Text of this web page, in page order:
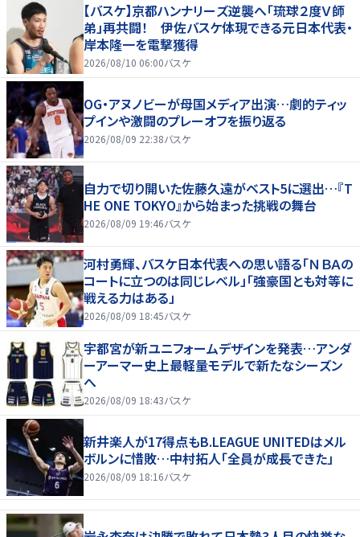
【バスケ】京都ハンナリーズ逆襲へ「琉球２度Ｖ師
弟」再共闘！ 伊佐バスケ体現できる元日本代表・
岸本隆一を電撃獲得
2026/08/10 06:00バスケ
OG・アヌノビーが母国メディア出演…劇的ティッ
プインや激闘のプレーオフを振り返る
2026/08/09 22:38バスケ
自力で切り開いた佐藤久遠がベスト5に選出…『T
HE ONE TOKYO』から始まった挑戦の舞台
2026/08/09 19:46バスケ
河村勇輝、バスケ日本代表への思い語る「ＮＢＡの
コートに立つのは同じレベル」「強豪国とも対等に
戦える力はある」
2026/08/09 18:45バスケ
宇都宮が新ユニフォームデザインを発表…アンダ
ーアーマー史上最軽量モデルで新たなシーズン
へ
2026/08/09 18:43バスケ
新井楽人が17得点もB.LEAGUE UNITEDはメル
ボルンに惜敗…中村拓人「全員が成長できた」
2026/08/09 18:16バスケ